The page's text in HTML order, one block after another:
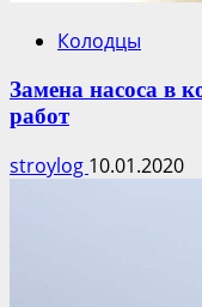
Колодцы
Замена насоса в
работ
stroylog 10.01.2020